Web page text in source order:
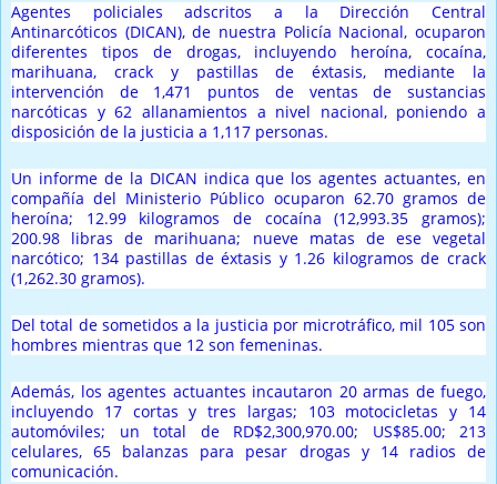
Agentes policiales adscritos a la Dirección Central
Antinarcóticos (DICAN), de nuestra Policía Nacional, ocuparon
diferentes tipos de drogas, incluyendo heroína, cocaína,
marihuana, crack y pastillas de éxtasis, mediante la
intervención de 1,471 puntos de ventas de sustancias
narcóticas y 62 allanamientos a nivel nacional, poniendo a
disposición de la justicia a 1,117 personas.
Un informe de la DICAN indica que los agentes actuantes, en
compañía del Ministerio Público ocuparon 62.70 gramos de
heroína; 12.99 kilogramos de cocaína (12,993.35 gramos);
200.98 libras de marihuana; nueve matas de ese vegetal
narcótico; 134 pastillas de éxtasis y 1.26 kilogramos de crack
(1,262.30 gramos).
Del total de sometidos a la justicia por microtráfico, mil 105 son
hombres mientras que 12 son femeninas.
Además, los agentes actuantes incautaron 20 armas de fuego,
incluyendo 17 cortas y tres largas; 103 motocicletas y 14
automóviles; un total de RD$2,300,970.00; US$85.00; 213
celulares, 65 balanzas para pesar drogas y 14 radios de
comunicación.